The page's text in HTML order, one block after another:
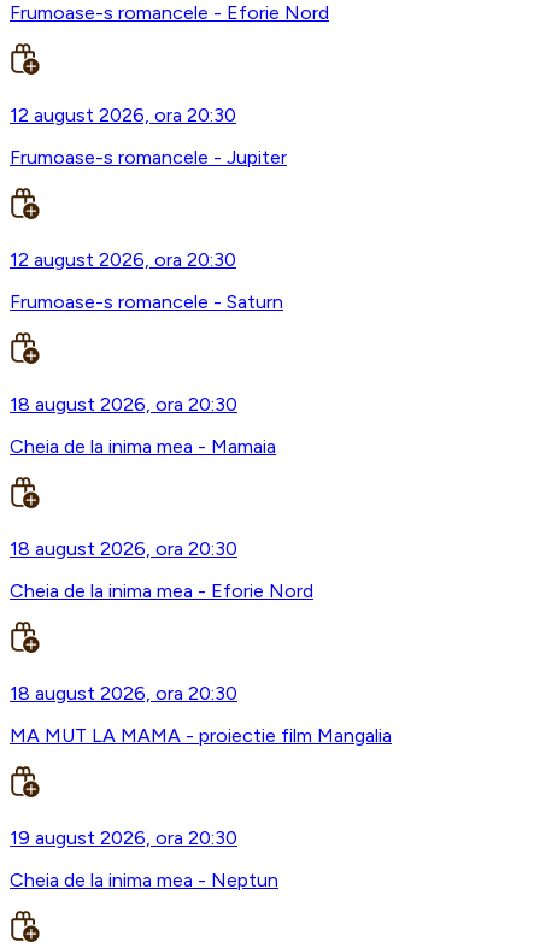
Frumoase-s romancele - Eforie Nord
12 august 2026, ora 20:30
Frumoase-s romancele - Jupiter
12 august 2026, ora 20:30
Frumoase-s romancele - Saturn
18 august 2026, ora 20:30
Cheia de la inima mea - Mamaia
18 august 2026, ora 20:30
Cheia de la inima mea - Eforie Nord
18 august 2026, ora 20:30
MA MUT LA MAMA - proiectie film Mangalia
19 august 2026, ora 20:30
Cheia de la inima mea - Neptun